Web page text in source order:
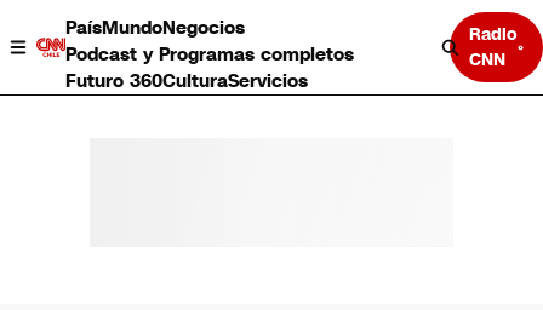
PaísMundoNegocios
Podcast y Programas completos
Futuro 360CulturaServicios
Radio
CNN